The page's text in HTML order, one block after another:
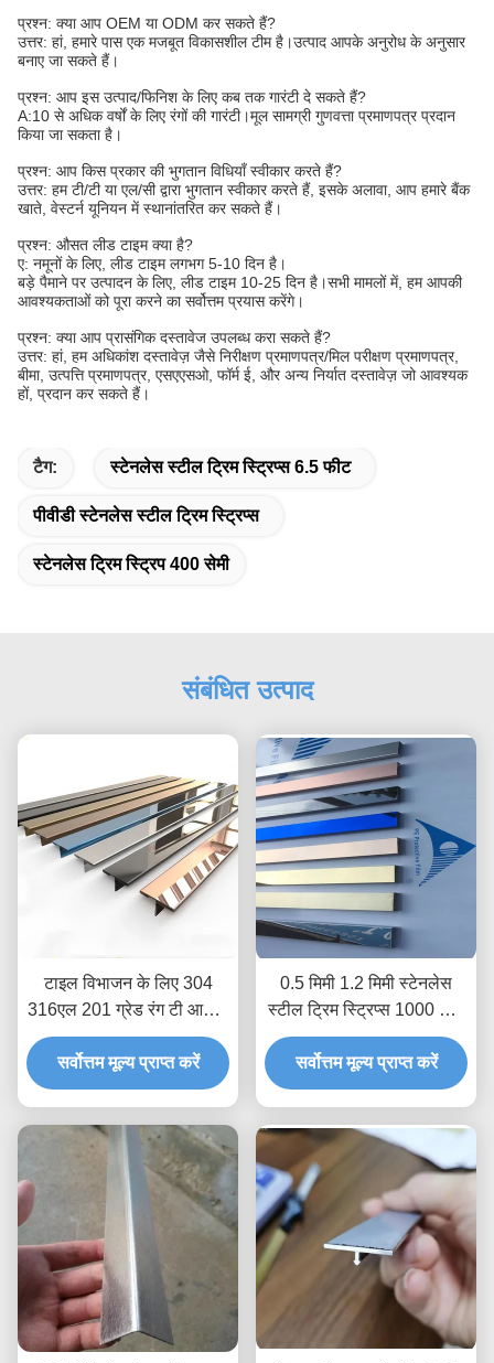
प्रश्न: क्या आप OEM या ODM कर सकते हैं?
उत्तर: हां, हमारे पास एक मजबूत विकासशील टीम है।उत्पाद आपके अनुरोध के अनुसार
बनाए जा सकते हैं।
प्रश्न: आप इस उत्पाद/फिनिश के लिए कब तक गारंटी दे सकते हैं?
A:10 से अधिक वर्षों के लिए रंगों की गारंटी।मूल सामग्री गुणवत्ता प्रमाणपत्र प्रदान
किया जा सकता है।
प्रश्न: आप किस प्रकार की भुगतान विधियाँ स्वीकार करते हैं?
उत्तर: हम टी/टी या एल/सी द्वारा भुगतान स्वीकार करते हैं, इसके अलावा, आप हमारे बैंक
खाते, वेस्टर्न यूनियन में स्थानांतरित कर सकते हैं।
प्रश्न: औसत लीड टाइम क्या है?
ए: नमूनों के लिए, लीड टाइम लगभग 5-10 दिन है।
बड़े पैमाने पर उत्पादन के लिए, लीड टाइम 10-25 दिन है।सभी मामलों में, हम आपकी
आवश्यकताओं को पूरा करने का सर्वोत्तम प्रयास करेंगे।
प्रश्न: क्या आप प्रासंगिक दस्तावेज उपलब्ध करा सकते हैं?
उत्तर: हां, हम अधिकांश दस्तावेज़ जैसे निरीक्षण प्रमाणपत्र/मिल परीक्षण प्रमाणपत्र,
बीमा, उत्पत्ति प्रमाणपत्र, एसएएसओ, फॉर्म ई, और अन्य निर्यात दस्तावेज़ जो आवश्यक
हों, प्रदान कर सकते हैं।
टैग: स्टेनलेस स्टील ट्रिम स्ट्रिप्स 6.5 फीट
पीवीडी स्टेनलेस स्टील ट्रिम स्ट्रिप्स
स्टेनलेस ट्रिम स्ट्रिप 400 सेमी
संबंधित उत्पाद
टाइल विभाजन के लिए 304
316एल 201 ग्रेड रंग टी आकार
स्टेनलेस स्टील ट्रिम पट्टी
सर्वोत्तम मूल्य प्राप्त करें
0.5 मिमी 1.2 मिमी स्टेनलेस
स्टील ट्रिम स्ट्रिप्स 1000 मिमी
लंबाई एंटी फ़िंगरप्रिंट
सर्वोत्तम मूल्य प्राप्त करें